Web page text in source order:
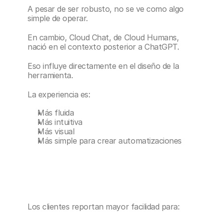
A pesar de ser robusto, no se ve como algo
simple de operar.
En cambio, Cloud Chat, de Cloud Humans,
nació en el contexto posterior a ChatGPT.
Eso influye directamente en el diseño de la
herramienta.
La experiencia es:
Más fluida
Más intuitiva
Más visual
Más simple para crear automatizaciones
Los clientes reportan mayor facilidad para: